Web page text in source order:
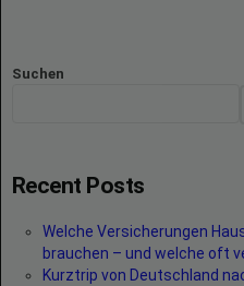
Suchen
Recent Posts
Welche Versicherungen
brauchen – und welche oft
Kurztrip von Deutschland